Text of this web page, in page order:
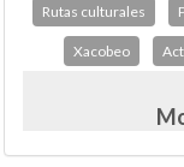
Rutas culturales
Xacobeo